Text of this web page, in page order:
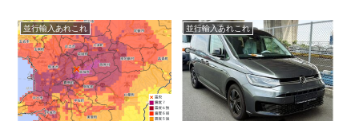
並行輸入あれこれ 並行輸入あれこれ